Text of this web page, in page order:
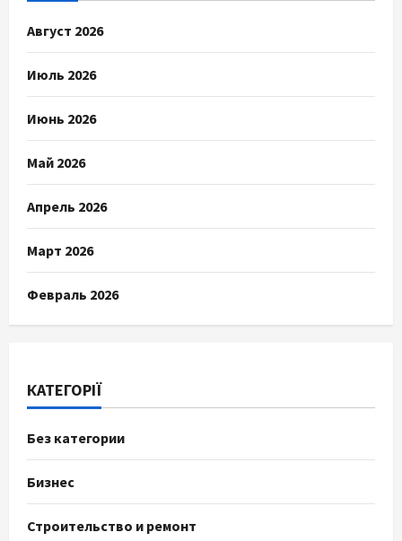
Август 2026
Июль 2026
Июнь 2026
Май 2026
Апрель 2026
Март 2026
Февраль 2026
КАТЕГОРІЇ
Без категории
Бизнес
Строительство и ремонт